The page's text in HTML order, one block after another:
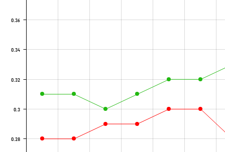
0.28
0.3
0.32
0.34
0.36